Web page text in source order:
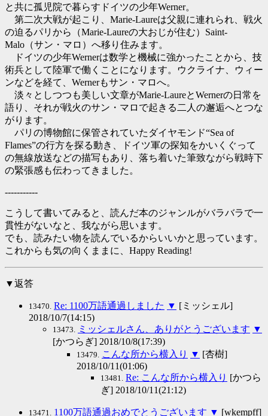
と共に孤児院で暮らすドイツの少年Werner。
第二次大戦が起こり、Marie-Laureは父親に連れられ、戦火
の迫るパリから（Marie-Laureの大おじが住む）Saint-
Malo（サン・マロ）へ移り住みます。
ドイツの少年Wernerは数学と機械に強かったことから、技
術兵として陸軍で働くことになります。ウクライナ、ウィー
ンなどを経て、Wernerもサン・マロへ。
淡々としつつも美しい文章がMarie-LaureとWernerの日常を
語り、それが戦火のサン・マロで起きる二人の邂逅へとつな
がります。
パリの博物館に保管されていたダイヤモンド“Sea of
Flames”の行方を探る動き、ドイツ軍の探知をかいくぐって
の無線放送などの描写もあり、落ち着いた筆致ながら戦時下
の緊張感も伝わってきました。
-----------
こうして書いてみると、読んだ本のジャンルがバラバラで一
貫性がないなと、我ながら思います。
でも、読みたい物を読んでいるからいいかと思っています。
これからも気の向くままに、Happy Reading!
▼返答
13470. Re: 1100万語通過しました ▼ [ミッシェル]
2018/10/7(14:15)
13473. ミッシェルさん、ありがとうございます ▼
[かつらぎ] 2018/10/8(17:39)
13479. こんな所から横入り ▼ [杏樹]
2018/10/11(01:06)
13481. Re: こんな所から横入り [かつら
ぎ] 2018/10/11(21:12)
13471. 1100万語通過おめでとうございます ▼ [wkempff]